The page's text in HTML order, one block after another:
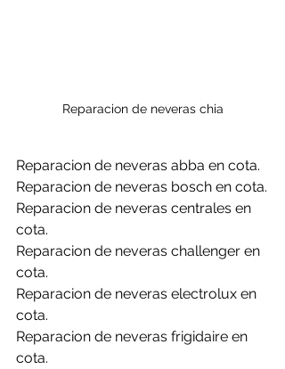
Reparacion de neveras chia
Reparacion de neveras abba en cota.
Reparacion de neveras bosch en cota.
Reparacion de neveras centrales en
cota.
Reparacion de neveras challenger en
cota.
Reparacion de neveras electrolux en
cota.
Reparacion de neveras frigidaire en
cota.